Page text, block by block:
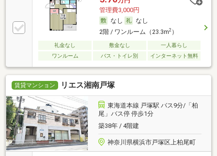
管理費3,000円
なし
なし
2階 / ワンルーム（23.3m2）
礼金なし 敷金なし
一人暮らし
ワンルーム
バス・トイレ別 インターネット無料
賃貸マンション リエス湘南戸塚
東海道本線 戸塚駅 バス9分/「柏
尾」バス停 停歩1分
築38年 / 4階建
神奈川県横浜市戸塚区上柏尾町